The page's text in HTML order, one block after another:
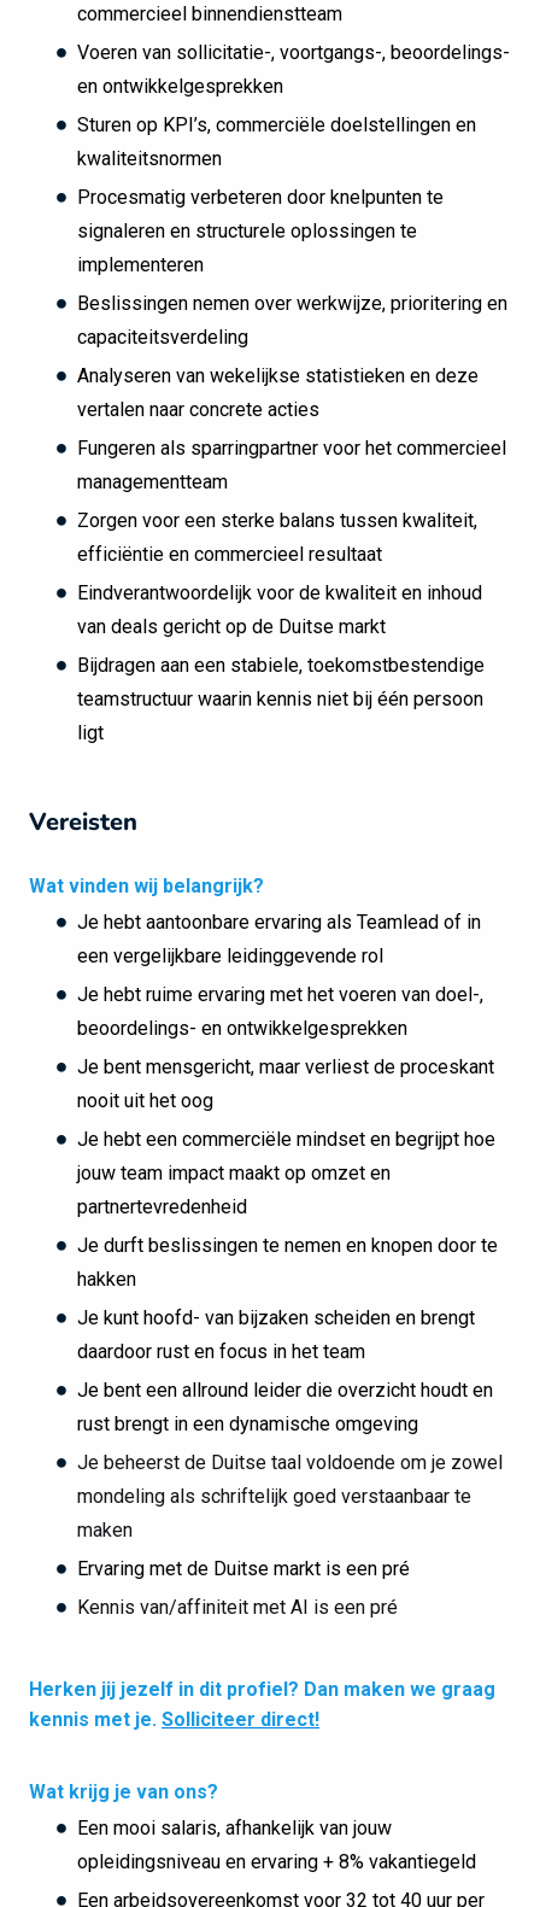
commercieel binnendienstteam
Voeren van sollicitatie-, voortgangs-, beoordelings-
en ontwikkelgesprekken
Sturen op KPI’s, commerciële doelstellingen en
kwaliteitsnormen
Procesmatig verbeteren door knelpunten te
signaleren en structurele oplossingen te
implementeren
Beslissingen nemen over werkwijze, prioritering en
capaciteitsverdeling
Analyseren van wekelijkse statistieken en deze
vertalen naar concrete acties
Fungeren als sparringpartner voor het commercieel
managementteam
Zorgen voor een sterke balans tussen kwaliteit,
efficiëntie en commercieel resultaat
Eindverantwoordelijk voor de kwaliteit en inhoud
van deals gericht op de Duitse markt
Bijdragen aan een stabiele, toekomstbestendige
teamstructuur waarin kennis niet bij één persoon
ligt
Vereisten
Wat vinden wij belangrijk?
Je hebt aantoonbare ervaring als Teamlead of in
een vergelijkbare leidinggevende rol
Je hebt ruime ervaring met het voeren van doel-,
beoordelings- en ontwikkelgesprekken
Je bent mensgericht, maar verliest de proceskant
nooit uit het oog
Je hebt een commerciële mindset en begrijpt hoe
jouw team impact maakt op omzet en
partnertevredenheid
Je durft beslissingen te nemen en knopen door te
hakken
Je kunt hoofd- van bijzaken scheiden en brengt
daardoor rust en focus in het team
Je bent een allround leider die overzicht houdt en
rust brengt in een dynamische omgeving
Je beheerst de Duitse taal voldoende om je zowel
mondeling als schriftelijk goed verstaanbaar te
maken
Ervaring met de Duitse markt is een pré
Kennis van/affiniteit met AI is een pré
Herken jij jezelf in dit profiel? Dan maken we graag
kennis met je. Solliciteer direct!
Wat krijg je van ons?
Een mooi salaris, afhankelijk van jouw
opleidingsniveau en ervaring + 8% vakantiegeld
Een arbeidsovereenkomst voor 32 tot 40 uur per